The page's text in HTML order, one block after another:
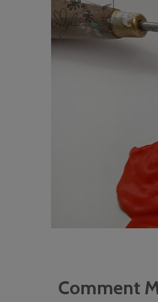
Comment